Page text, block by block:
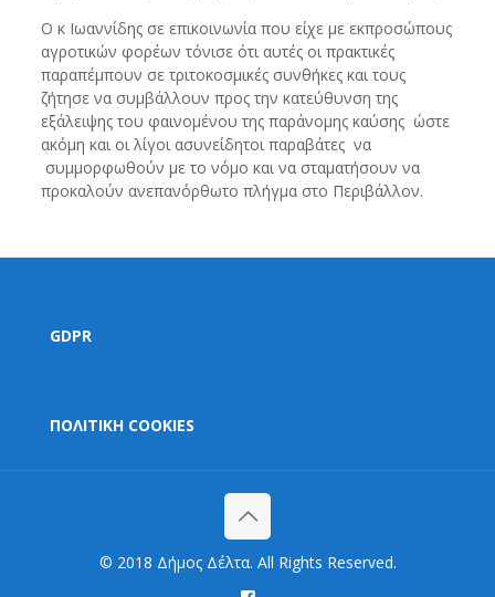
Ο κ Ιωαννίδης σε επικοινωνία που είχε με εκπροσώπους
αγροτικών φορέων τόνισε ότι αυτές οι πρακτικές
παραπέμπουν σε τριτοκοσμικές συνθήκες και τους
ζήτησε να συμβάλλουν προς την κατεύθυνση της
εξάλειψης του φαινομένου της παράνομης καύσης ώστε
ακόμη και οι λίγοι ασυνείδητοι παραβάτες να
συμμορφωθούν με το νόμο και να σταματήσουν να
προκαλούν ανεπανόρθωτο πλήγμα στο Περιβάλλον.
GDPR
ΠΟΛΙΤΙΚΗ COOKIES
© 2018 Δήμος Δέλτα. All Rights Reserved.